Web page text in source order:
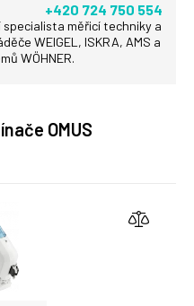
+420 724 750 554
měřicí techniky a
WEIGEL, ISKRA, AMS a
WÖHNER.
OMUS